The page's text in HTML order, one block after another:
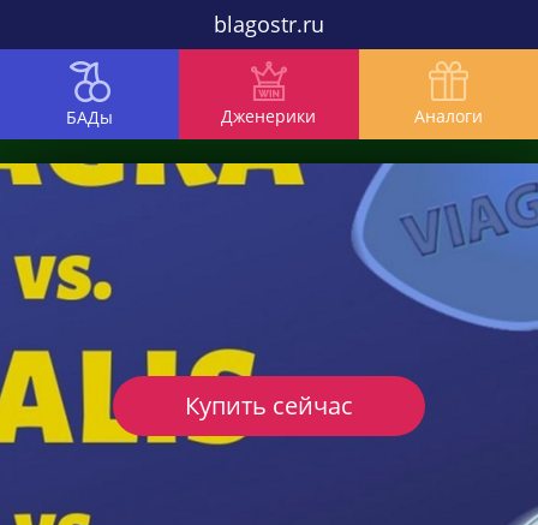
blagostr.ru
БАДы Дженерики Аналоги
Купить сейчас